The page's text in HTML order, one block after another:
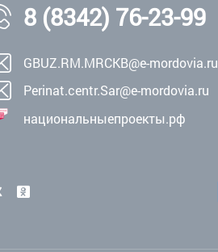
8 (8342) 76-23-99
GBUZ.RM.MRCKB@e-mordovia.ru
Perinat.centr.Sar@e-mordovia.ru
национальныепроекты.рф